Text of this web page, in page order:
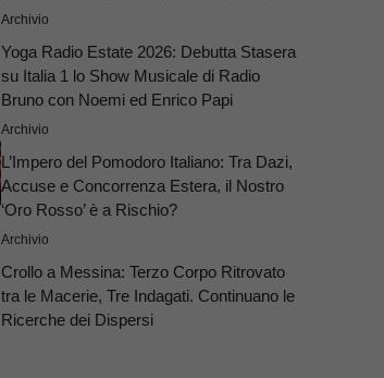
Archivio
Yoga Radio Estate 2026: Debutta Stasera
su Italia 1 lo Show Musicale di Radio
Bruno con Noemi ed Enrico Papi
Archivio
L’Impero del Pomodoro Italiano: Tra Dazi,
Accuse e Concorrenza Estera, il Nostro
‘Oro Rosso’ è a Rischio?
Archivio
Crollo a Messina: Terzo Corpo Ritrovato
tra le Macerie, Tre Indagati. Continuano le
Ricerche dei Dispersi